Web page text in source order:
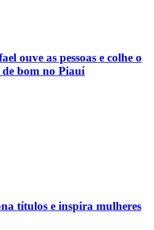
ouve as pessoas e colhe o
bom no Piauí
títulos e inspira mulheres